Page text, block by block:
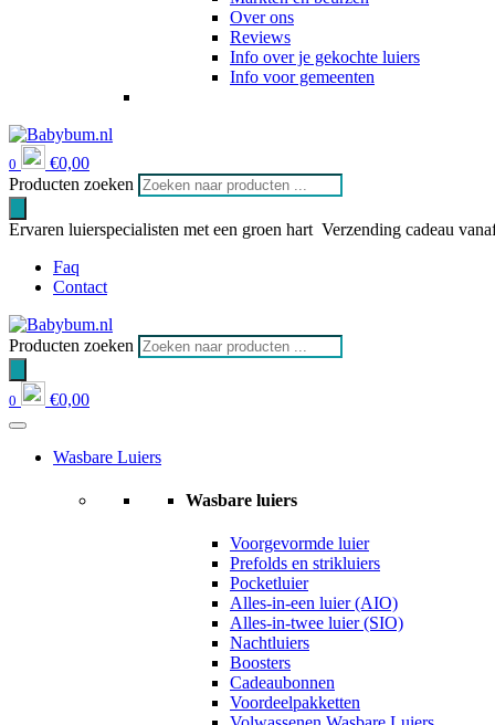
Over ons
Reviews
Info over je gekochte luiers
Info voor gemeenten
0 €0,00
Producten zoeken
Ervaren luierspecialisten met een groen hart Verzending cadeau
Faq
Contact
Producten zoeken
0 €0,00
Wasbare Luiers
Wasbare luiers
Voorgevormde luier
Prefolds en strikluiers
Pocketluier
Alles-in-een luier (AIO)
Alles-in-twee luier (SIO)
Nachtluiers
Boosters
Cadeaubonnen
Voordeelpakketten